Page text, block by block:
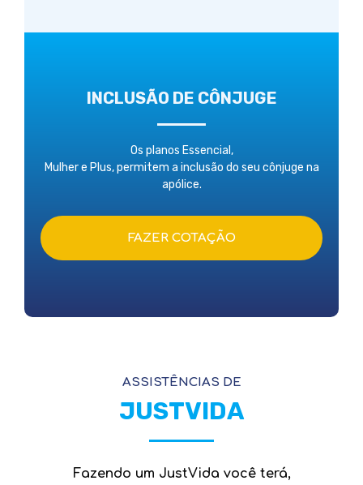
INCLUSÃO DE CÔNJUGE
Os planos Essencial,
Mulher e Plus, permitem a inclusão do seu cônjuge na
apólice.
FAZER COTAÇÃO
ASSISTÊNCIAS DE
JUSTVIDA
Fazendo um JustVida você terá,